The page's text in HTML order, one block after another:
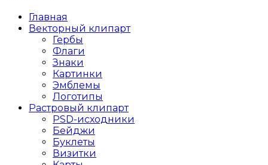
Главная
Векторный клипарт
Гербы
Флаги
Знаки
Картинки
Эмблемы
Логотипы
Растровый клипарт
PSD-исходники
Бейджи
Буклеты
Визитки